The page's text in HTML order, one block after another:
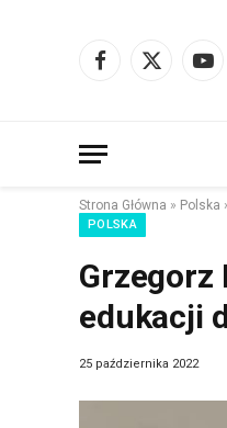
Facebook
X
Strona Główna » Polska
POLSKA
Grzegorz
edukacji
25 października 2022